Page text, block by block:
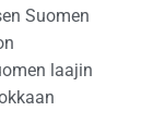
Suomen
laajin